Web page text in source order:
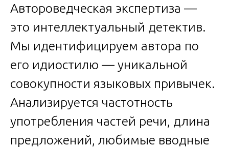
Автороведческая экспертиза —
это интеллектуальный детектив.
Мы идентифицируем автора по
его идиостилю — уникальной
совокупности языковых привычек.
Анализируется частотность
употребления частей речи, длина
предложений, любимые вводные